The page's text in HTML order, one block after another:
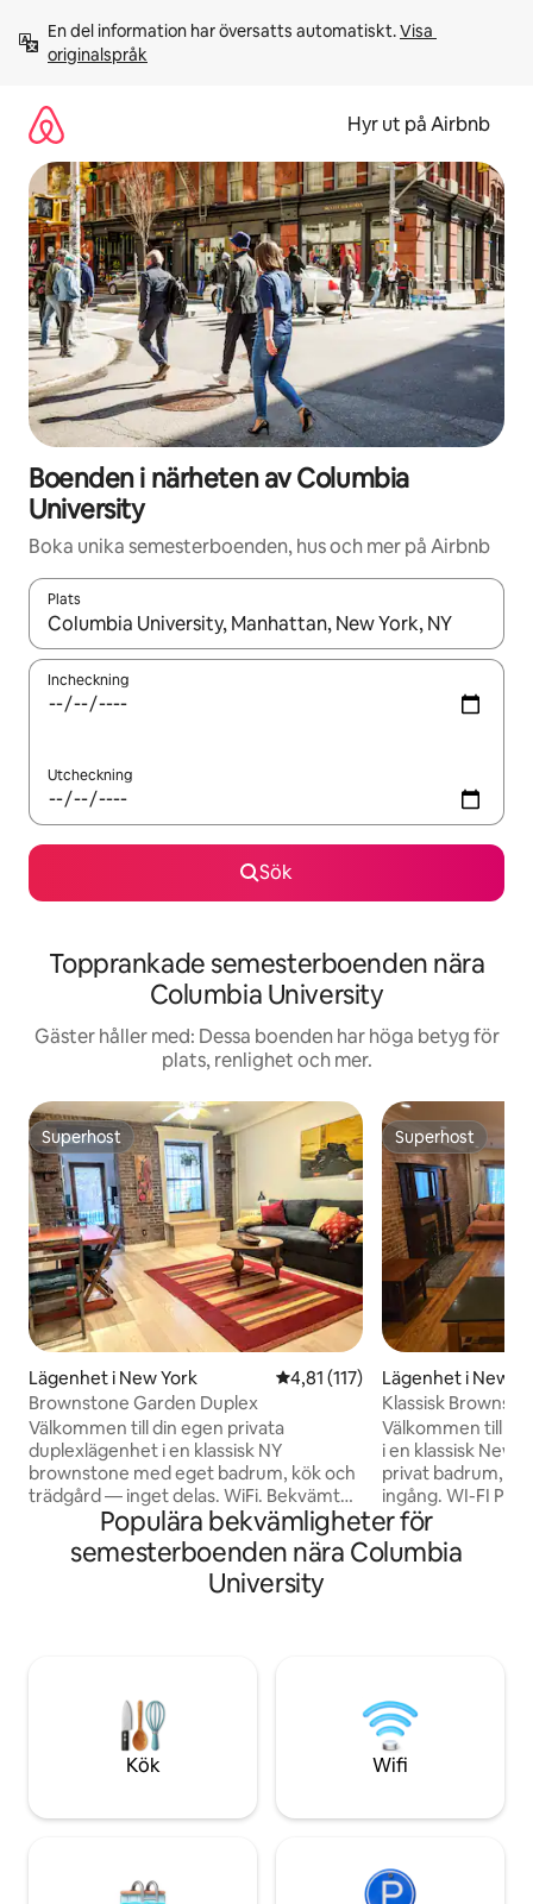
innehåll
En del information har översatts automatiskt. Visa
originalspråk
Hyr ut på Airbnb
Boenden i närheten av Columbia
University
Boka unika semesterboenden, hus och mer på Airbnb
Plats
När resultaten är tillgängliga kan du navigera med upp- och
Incheckning
Utcheckning
Sök
Topprankade semesterboenden nära
Columbia University
Gäster håller med: Dessa boenden har höga betyg för
plats, renlighet och mer.
Superhost
Superhost
Lägenhet i New York 4,81 av 5 i genomsnittligt
4,81 (117)
Brownstone Garden Duplex
Välkommen till din egen privata
duplexlägenhet i en klassisk NY
brownstone med eget badrum, kök och
trädgård — inget delas. WiFi. Bekvämt
läge på Manhattan, 3 kvarter från
tunnelbanan, 10 minuters resa till Times
Square, 30 minuter till centrum. Säkert
område med restauranger och kaféer i
omhändertaget hem av historiskt värde
och det känns så." – Ronald (Airbnbs
Superhost
Superhost
Lägenhet i New
Klassisk
studiolägenhet
Välkommen till
i en klassisk New
privat badrum,
ingång. WI-FI
Manhattan, 3
10 minuters
minuter till
omhändertaget
och det känns
gäst).
Populära bekvämligheter för
semesterboenden nära Columbia
University
Kök Wifi